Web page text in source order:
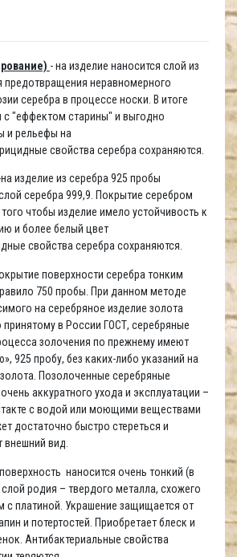
- на изделие наносится слой из
предотвращения неравномерного
серебра в процессе носки. В итоге
с "еффектом старины" и выгодно
и рельефы на
свойства серебра сохраняются.
изделие из серебра 925 пробы
серебра 999,9. Покрытие серебром
чтобы изделие имело устойчивость к
и более белый цвет
свойства серебра сохраняются.
поверхности серебра тонким
750 пробы. При данном методе
на серебряное изделие золота
принятому в России ГОСТ, серебряные
золочения по прежнему имеют
925 пробу, без каких-либо указаний на
Позолоченные серебряные
аккуратного ухода и эксплуатации –
с водой или моющими веществами
достаточно быстро стереться и
внешний вид.
наносится очень тонкий (в
родия – твердого металла, схожего
с платиной. Украшение защищается от
и потертостей. Приобретает блеск и
Антибактериальные свойства